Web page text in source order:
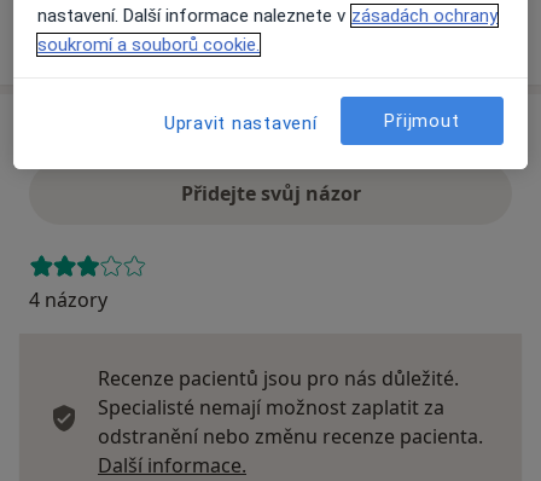
Více
Přidejte svůj názor
4 názory
Recenze pacientů jsou pro nás důležité.
Specialisté nemají možnost zaplatit za
odstranění nebo změnu recenze pacienta.
Další informace.
nastavení. Další informace naleznete v zásadách ochrany
soukromí a souborů cookie.
Upravit nastavení Přijmout